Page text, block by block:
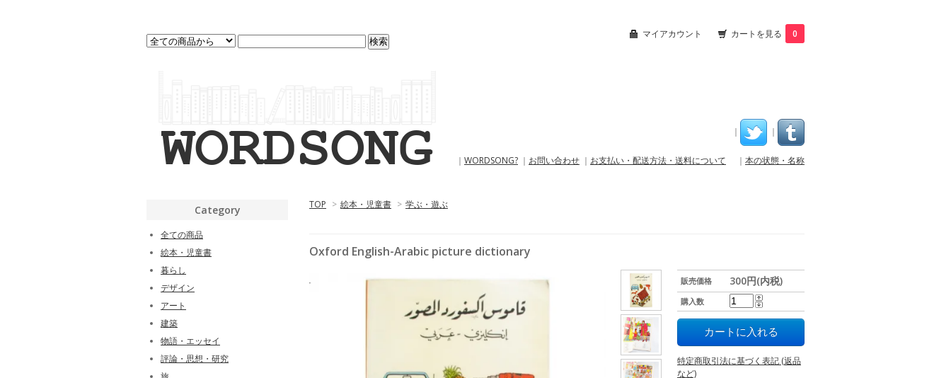
マイアカウント カートを見る 0
｜ ｜
｜ WORDSONG? ｜ お問い合わせ ｜ お支払い・配送方法・送料について ｜ 本の状態・名称
TOP > 絵本・児童書 > 学ぶ・遊ぶ
Oxford English-Arabic picture dictionary
販売価格 300円(内税)
購入数
特定商取引法に基づく表記 (返品
など)
Category
全ての商品
絵本・児童書
暮らし
デザイン
アート
建築
物語・エッセイ
評論・思想・研究